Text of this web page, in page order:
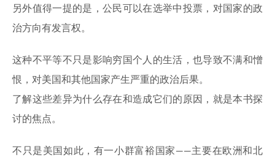
另外值得一提的是，公民可以在选举中投票，对国家的政
治方向有发言权。
这种不平等不只是影响穷国个人的生活，也导致不满和憎
恨，对美国和其他国家产生严重的政治后果。
了解这些差异为什么存在和造成它们的原因，就是本书探
讨的焦点。
不只是美国如此，有一小群富裕国家——主要在欧洲和北